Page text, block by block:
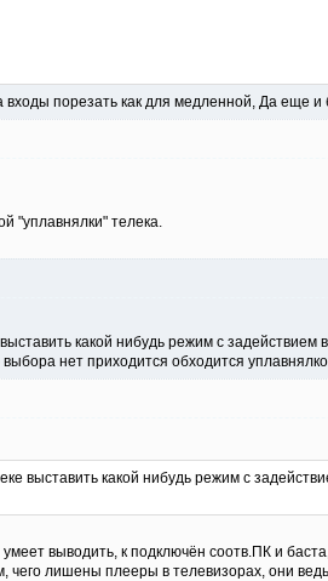
порезать как для медленной, Да еще и
"уплавнялки" телека.
какой нибудь режим с задействием
нет приходится обходится
выставить какой нибудь режим с
выводить, к подключён соотв.ПК и
лишены плееры в телевизорах, они